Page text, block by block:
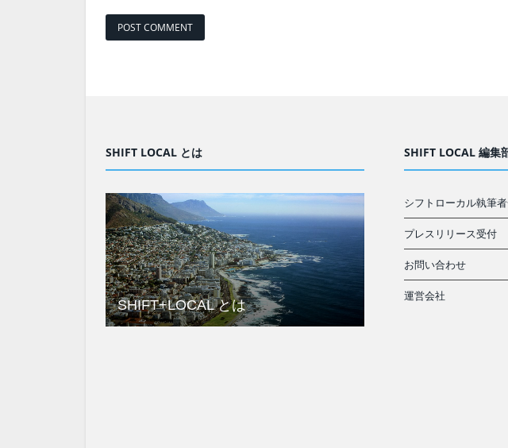
SHIFT LOCAL とは
SHIFT+LOCAL とは
SHIFT LOCAL 編集
シフトローカル執筆
プレスリリース受付
お問い合わせ
運営会社